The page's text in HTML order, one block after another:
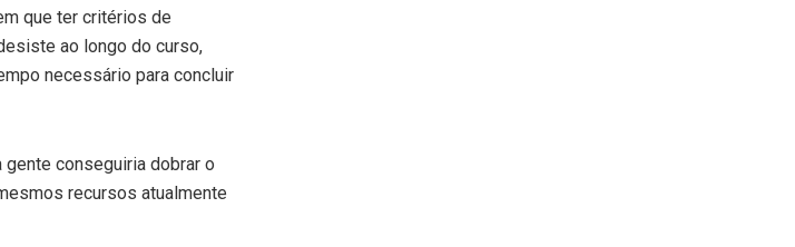
que ter critérios de
ao longo do curso,
necessário para concluir
conseguiria dobrar o
recursos atualmente